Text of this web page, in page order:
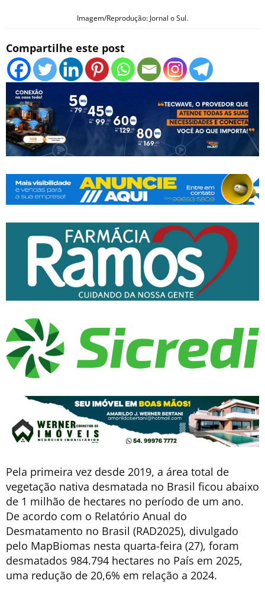
Imagem/Reprodução: Jornal o Sul.
Compartilhe este post
Pela primeira vez desde 2019, a área total de
vegetação nativa desmatada no Brasil ficou abaixo
de 1 milhão de hectares no período de um ano.
De acordo com o Relatório Anual do
Desmatamento no Brasil (RAD2025), divulgado
pelo MapBiomas nesta quarta-feira (27), foram
desmatados 984.794 hectares no País em 2025,
uma redução de 20,6% em relação a 2024.